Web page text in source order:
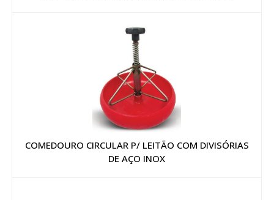
COMEDOURO CIRCULAR P/ LEITÃO COM DIVISÓRIAS
DE AÇO INOX